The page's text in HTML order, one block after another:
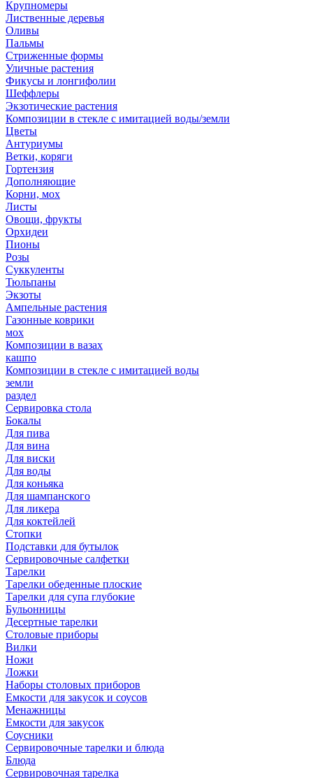
Крупномеры
Лиственные деревья
Оливы
Пальмы
Стриженные формы
Уличные растения
Фикусы и лонгифолии
Шеффлеры
Экзотические растения
Композиции в стекле с имитацией воды/земли
Цветы
Антуриумы
Ветки, коряги
Гортензия
Дополняющие
Корни, мох
Листы
Овощи, фрукты
Орхидеи
Пионы
Розы
Суккуленты
Тюльпаны
Экзоты
Ампельные растения
Газонные коврики
мох
Композиции в вазах
кашпо
Композиции в стекле с имитацией воды
земли
раздел
Сервировка стола
Бокалы
Для пива
Для вина
Для виски
Для воды
Для коньяка
Для шампанского
Для ликера
Для коктейлей
Стопки
Подставки для бутылок
Сервировочные салфетки
Тарелки
Тарелки обеденные плоские
Тарелки для супа глубокие
Бульонницы
Десертные тарелки
Столовые приборы
Вилки
Ножи
Ложки
Наборы столовых приборов
Емкости для закусок и соусов
Менажницы
Емкости для закусок
Соусники
Сервировочные тарелки и блюда
Блюда
Сервировочная тарелка